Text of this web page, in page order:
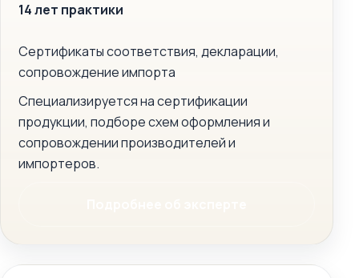
14 лет практики
Сертификаты соответствия, декларации,
сопровождение импорта
Специализируется на сертификации
продукции, подборе схем оформления и
сопровождении производителей и
импортеров.